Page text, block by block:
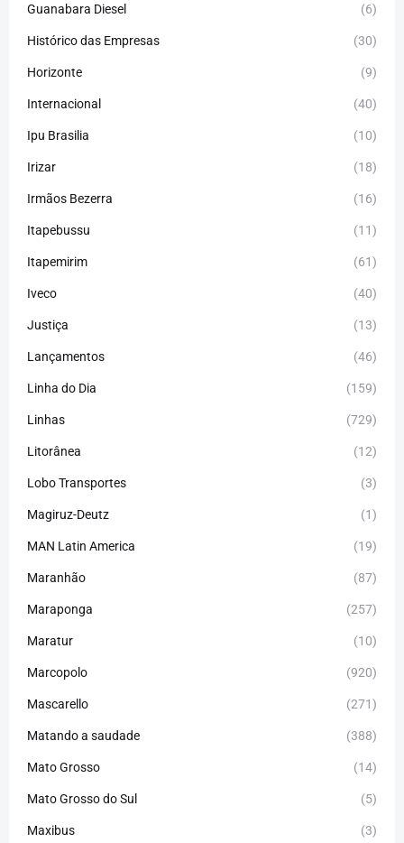
Guanabara Diesel (6)
Histórico das Empresas (30)
Horizonte (9)
Internacional (40)
Ipu Brasilia (10)
Irizar (18)
Irmãos Bezerra (16)
Itapebussu (11)
Itapemirim (61)
Iveco (40)
Justiça (13)
Lançamentos (46)
Linha do Dia (159)
Linhas (729)
Litorânea (12)
Lobo Transportes (3)
Magiruz-Deutz (1)
MAN Latin America (19)
Maranhão (87)
Maraponga (257)
Maratur (10)
Marcopolo (920)
Mascarello (271)
Matando a saudade (388)
Mato Grosso (14)
Mato Grosso do Sul (5)
Maxibus (3)